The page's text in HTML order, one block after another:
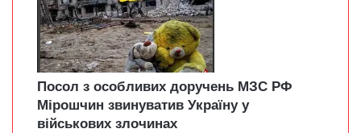
Посол з особливих доручень МЗС РФ
Мірошчин звинуватив Україну у
військових злочинах